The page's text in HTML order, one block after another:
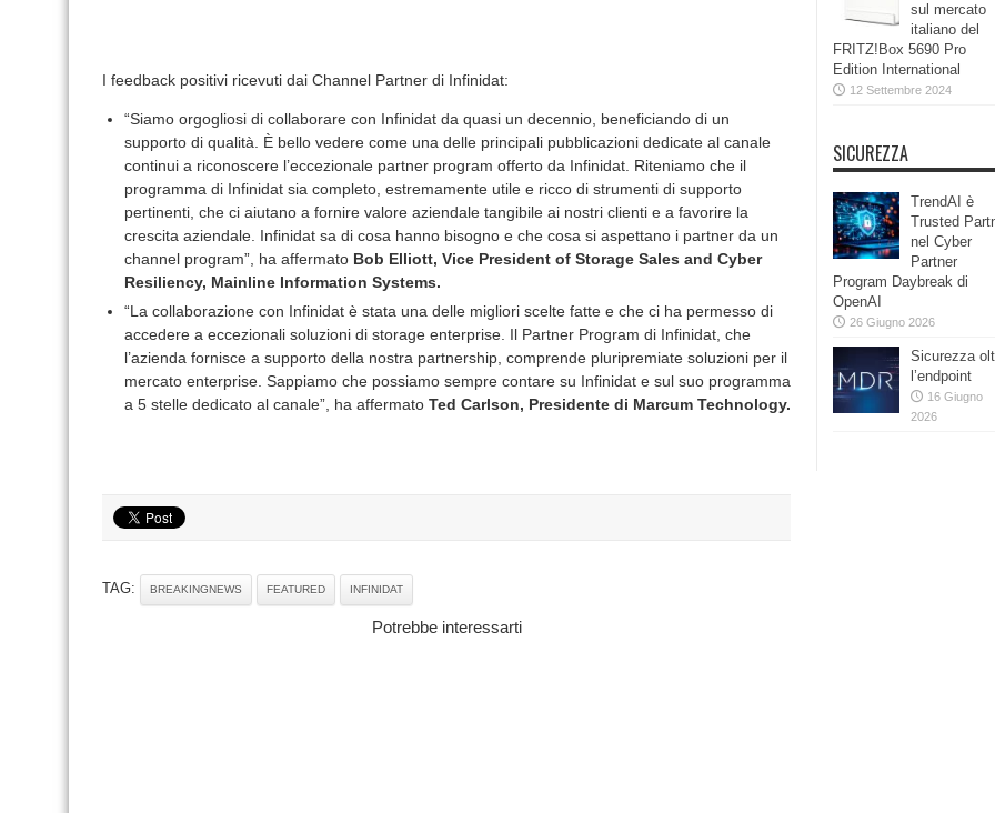
I feedback positivi ricevuti dai Channel Partner di Infinidat:
“Siamo orgogliosi di collaborare con Infinidat da quasi un decennio, beneficiando di un
supporto di qualità. È bello vedere come una delle principali pubblicazioni dedicate al canale
continui a riconoscere l’eccezionale partner program offerto da Infinidat. Riteniamo che il
programma di Infinidat sia completo, estremamente utile e ricco di strumenti di supporto
pertinenti, che ci aiutano a fornire valore aziendale tangibile ai nostri clienti e a favorire la
crescita aziendale. Infinidat sa di cosa hanno bisogno e che cosa si aspettano i partner da un
channel program”, ha affermato Bob Elliott, Vice President of Storage Sales and Cyber
Resiliency, Mainline Information Systems.
“La collaborazione con Infinidat è stata una delle migliori scelte fatte e che ci ha permesso di
accedere a eccezionali soluzioni di storage enterprise. Il Partner Program di Infinidat, che
l’azienda fornisce a supporto della nostra partnership, comprende pluripremiate soluzioni per il
mercato enterprise. Sappiamo che possiamo sempre contare su Infinidat e sul suo programma
a 5 stelle dedicato al canale”, ha affermato Ted Carlson, Presidente di Marcum Technology.
TAG: BREAKINGNEWS FEATURED INFINIDAT
Potrebbe interessarti
sul mercato
italiano del
FRITZ!Box 5690 Pro
Edition International
12 Settembre 2024
SICUREZZA
TrendAI è
Trusted
nel Cyber
Partner
Program Daybreak di
OpenAI
26 Giugno 2026
Sicurezza
l’endpoint
16 Giugno
2026